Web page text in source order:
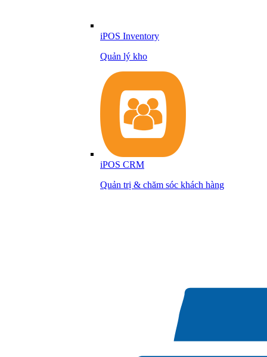
iPOS Inventory
Quản lý kho
iPOS CRM
Quản trị & chăm sóc khách hàng